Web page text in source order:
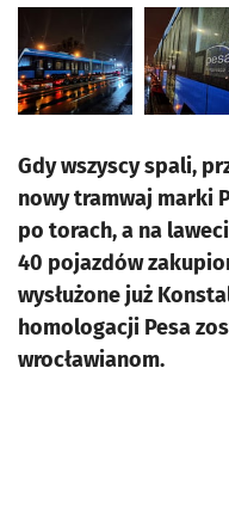
Gdy wszyscy spali,
nowy tramwaj marki
po torach, a na
40 pojazdów
wysłużone już
homologacji Pesa
wrocławianom.